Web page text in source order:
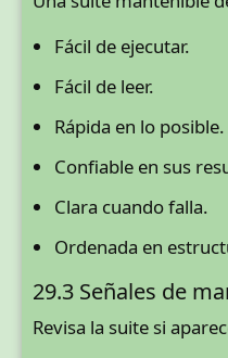
Fácil de ejecutar.
Fácil de leer.
Rápida en lo posible.
Confiable en sus
Clara cuando falla.
Ordenada en
29.3 Señales de
Revisa la suite si